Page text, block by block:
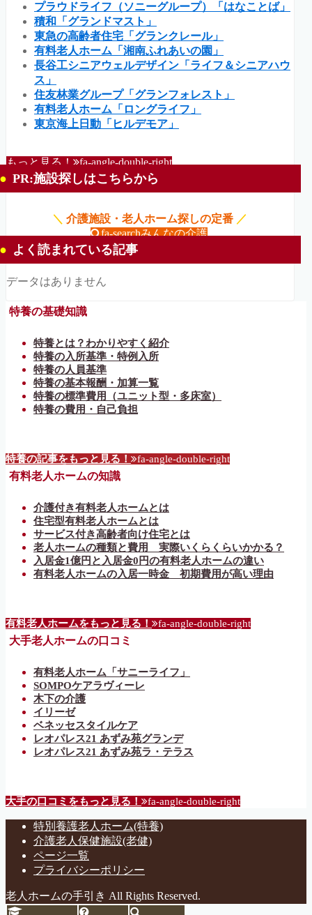
プラウドライフ（ソニーグループ）「はなことば」
積和「グランドマスト」
東急の高齢者住宅「グランクレール」
有料老人ホーム「湘南ふれあいの園」
長谷工シニアウェルデザイン「ライフ＆シニアハウ
ス」
住友林業グループ「グランフォレスト」
有料老人ホーム「ロングライフ」
東京海上日動「ヒルデモア」
もっと見る！ fa-angle-double-right
PR:施設探しはこちらから
＼ 介護施設・老人ホーム探しの定番 ／
fa-searchみんなの介護
よく読まれている記事
データはありません
特養の基礎知識
特養とは？わかりやすく紹介
特養の入所基準・特例入所
特養の人員基準
特養の基本報酬・加算一覧
特養の標準費用（ユニット型・多床室）
特養の費用・自己負担
特養の記事をもっと見る！ fa-angle-double-right
有料老人ホームの知識
介護付き有料老人ホームとは
住宅型有料老人ホームとは
サービス付き高齢者向け住宅とは
老人ホームの種類と費用 実際いくらくらいかかる？
入居金1億円と入居金0円の有料老人ホームの違い
有料老人ホームの入居一時金 初期費用が高い理由
有料老人ホームをもっと見る！ fa-angle-double-right
大手老人ホームの口コミ
有料老人ホーム「サニーライフ」
SOMPOケアラヴィーレ
木下の介護
イリーゼ
ベネッセスタイルケア
レオパレス21 あずみ苑グランデ
レオパレス21 あずみ苑ラ・テラス
大手の口コミをもっと見る！ fa-angle-double-right
特別養護老人ホーム(特養)
介護老人保健施設(老健)
ページ一覧
プライバシーポリシー
老人ホームの手引き All Rights Reserved.